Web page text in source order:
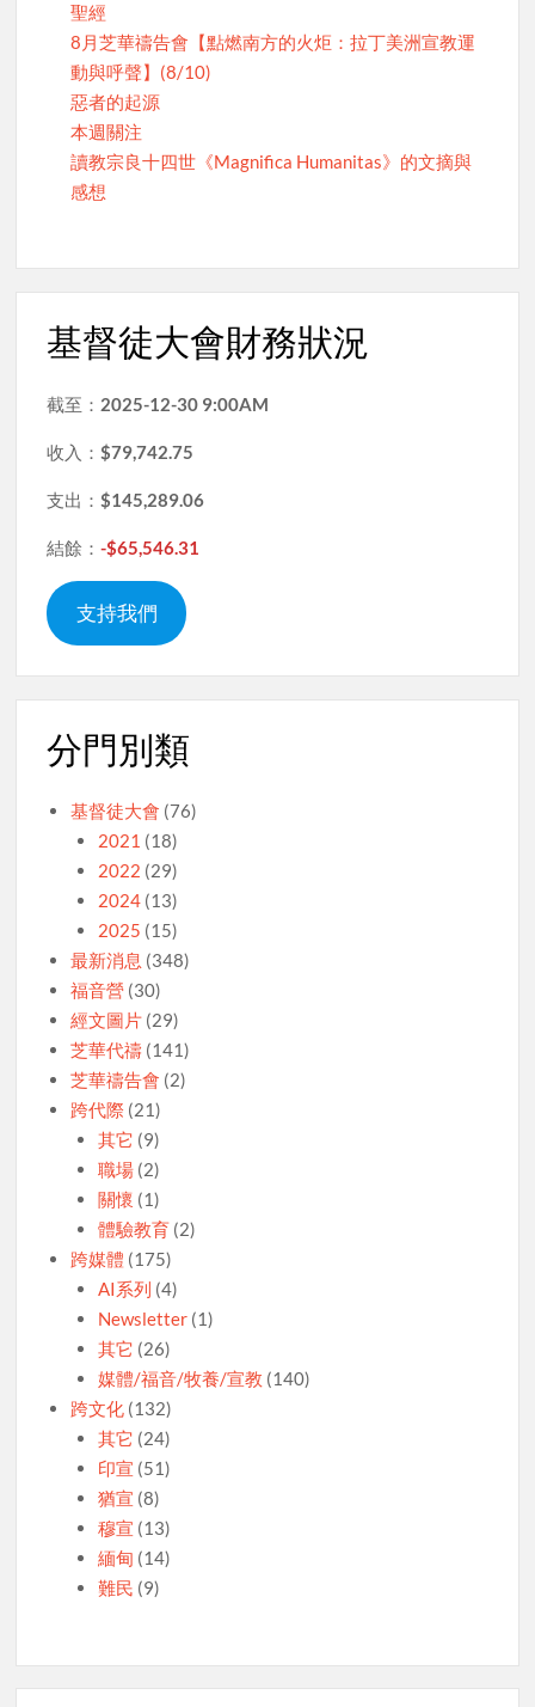
聖經
8月芝華禱告會【點燃南方的火炬：拉丁美洲宣教運
動與呼聲】(8/10)
惡者的起源
本週關注
讀教宗良十四世《Magnifica Humanitas》的文摘與
感想
基督徒大會財務狀況
截至： 2025-12-30 9:00AM
收入：$79,742.75
支出：$145,289.06
結餘：-$65,546.31
支持我們
分門別類
基督徒大會 (76)
2021 (18)
2022 (29)
2024(13)
2025 (15)
最新消息 (348)
福音營 (30)
經文圖片 (29)
芝華代禱 (141)
芝華禱告會 (2)
跨代際 (21)
其它 (9)
職場(2)
關懷 (1)
體驗教育(2)
跨媒體 (175)
AI系列 (4)
Newsletter(1)
其它 (26)
媒體/福音/牧養/宣教 (140)
跨文化 (132)
其它 (24)
印宣 (51)
猶宣 (8)
穆宣 (13)
緬甸 (14)
難民 (9)